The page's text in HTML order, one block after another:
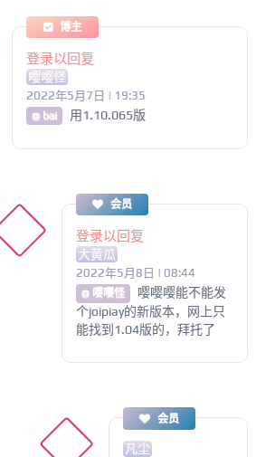
博主
登录以回复
嘤嘤怪
2022年5月7日 | 19:35
@ bai 用1.10.065版
会员
登录以回复
大黄瓜
2022年5月8日 | 08:44
@ 嘤嘤怪
嘤嘤嘤能不能发
个joipiay的新版本，网上只
能找到1.04版的，拜托了
会员
凡尘